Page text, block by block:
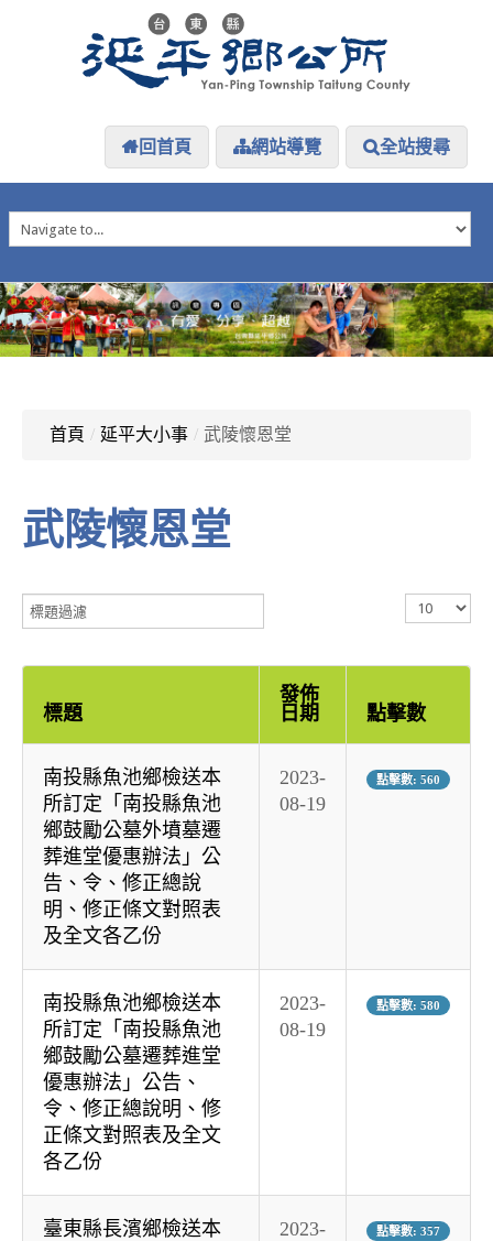
回首頁 網站導覽 全站搜尋
延平介紹
防災專區
資訊公開
探索延平
首頁 / 延平大小事 / 武陵懷恩堂
武陵懷恩堂
標
題
顯
示
標題
發佈
日期
點擊數
南投縣魚池鄉檢送本
所訂定「南投縣魚池
鄉鼓勵公墓外墳墓遷
葬進堂優惠辦法」公
告、令、修正總說
明、修正條文對照表
及全文各乙份
2023-
08-19
點擊數: 560
南投縣魚池鄉檢送本
所訂定「南投縣魚池
鄉鼓勵公墓遷葬進堂
優惠辦法」公告、
令、修正總說明、修
正條文對照表及全文
各乙份
2023-
08-19
點擊數: 580
臺東縣長濱鄉檢送本
2023-
點擊數: 357